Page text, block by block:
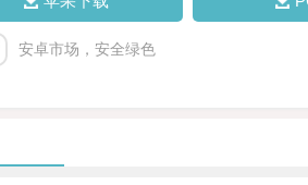
安卓市场，安全绿色